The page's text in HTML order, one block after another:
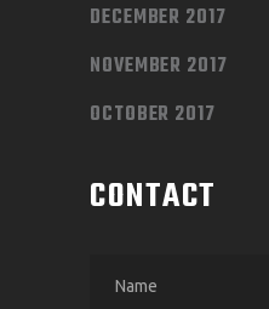
DECEMBER 2017
NOVEMBER 2017
OCTOBER 2017
CONTACT